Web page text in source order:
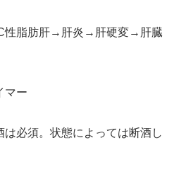
性脂肪肝→肝炎→肝硬変→肝臓
マー
必須。状態によっては断酒し